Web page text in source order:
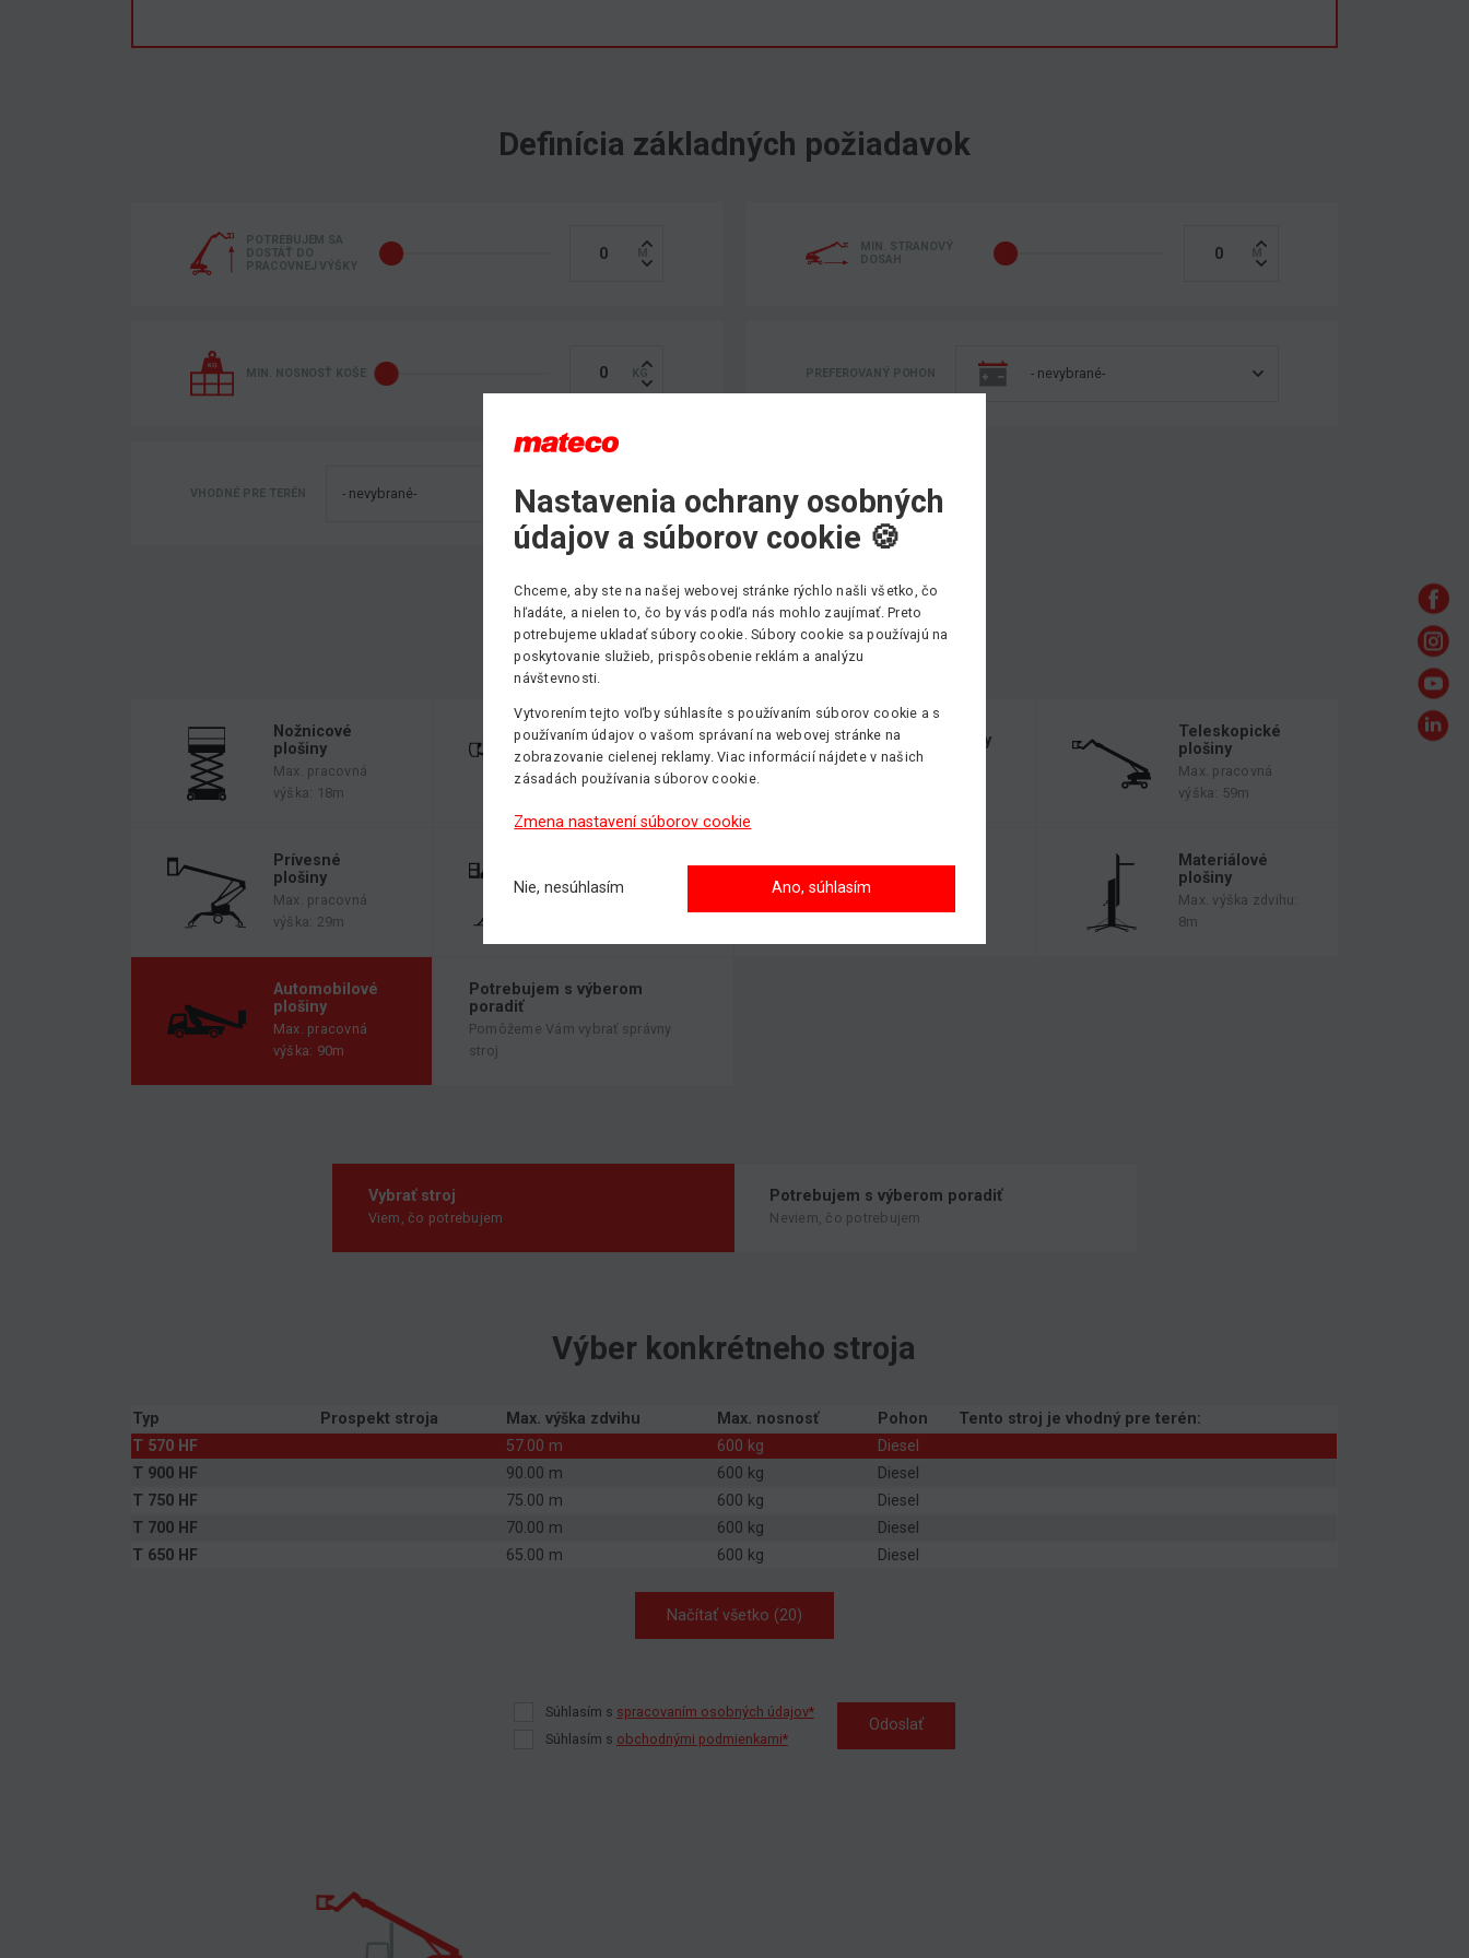
Definícia základných požiadavok
POTREBUJEM SA
DOSTÁŤ DO
PRACOVNEJ VÝŠKY
MIN. STRANOVÝ
DOSAH
MIN. NOSNOSŤ KOŠE PREFEROVANÝ POHON
VHODNÉ PRE TERÉN
Výber kategórie strojov
Nožnicové
plošiny
Max. pracovná
výška: 18m
Kĺbové plošiny
Max. pracovná
výška: 43m
Stĺpové plošiny
Max. pracovná
Teleskopické
plošiny
Max. pracovná
výška: 59m
Prívesné
plošiny
Max. pracovná
výška: 29m
Pásové plošiny
Max. pracovná
Materiálové
plošiny
Max. výška zdvihu:
8m
Automobilové
plošiny
Max. pracovná
výška: 90m
Potrebujem s výberom
poradiť
Pomôžeme Vám vybrať správny
stroj
Vybrať stroj
Viem, čo potrebujem
Potrebujem s výberom poradiť
Neviem, čo potrebujem
Výber konkrétneho stroja
Typ Prospekt stroja Max. výška zdvihu Max. nosnosť Pohon
Tento stroj je vhodný pre terén:
T 570 HF
57.00 m 600 kg
Diesel
T 900 HF
90.00 m 600 kg
Diesel
T 750 HF
75.00 m 600 kg
Diesel
T 700 HF
70.00 m 600 kg
Diesel
T 650 HF
65.00 m 600 kg Diesel
Načítať všetko (20)
Súhlasím s spracovaním osobných údajov*
Súhlasím s obchodnými podmienkami*
Odoslať
Nastavenia ochrany osobných
údajov a súborov cookie 🍪
Chceme, aby ste na našej webovej stránke rýchlo našli všetko, čo
hľadáte, a nielen to, čo by vás podľa nás mohlo zaujímať. Preto
potrebujeme ukladať súbory cookie. Súbory cookie sa používajú na
poskytovanie služieb, prispôsobenie reklám a analýzu
návštevnosti.
Vytvorením tejto voľby súhlasíte s používaním súborov cookie a s
používaním údajov o vašom správaní na webovej stránke na
zobrazovanie cielenej reklamy. Viac informácií nájdete v našich
zásadách používania súborov cookie.
Zmena nastavení súborov cookie
Nie, nesúhlasím Ano, súhlasím